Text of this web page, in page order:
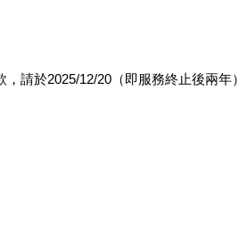
請於2025/12/20（即服務終止後兩年）